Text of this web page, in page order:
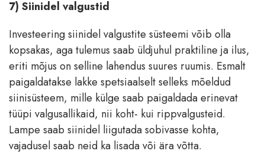
7) Siinidel valgustid
Investeering siinidel valgustite süsteemi võib olla
kopsakas, aga tulemus saab üldjuhul praktiline ja ilus,
eriti mõjus on selline lahendus suures ruumis. Esmalt
paigaldatakse lakke spetsiaalselt selleks mõeldud
siinisüsteem, mille külge saab paigaldada erinevat
tüüpi valgusallikaid, nii koht- kui rippvalgusteid.
Lampe saab siinidel liigutada sobivasse kohta,
vajadusel saab neid ka lisada või ära võtta.